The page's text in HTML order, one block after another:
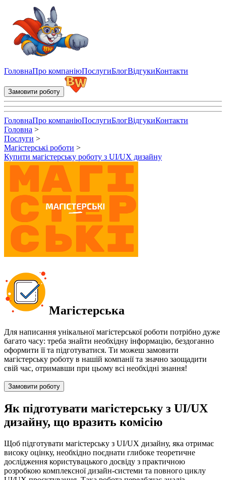
Купити магістерську роботу з UI/UX дизайну - написання
ГоловнаПро компаніюПослугиБлогВідгукиКонтакти
Замовити роботу
ГоловнаПро компаніюПослугиБлогВідгукиКонтакти
Головна >
Послуги >
Магістерські роботи >
Купити магістерську роботу з UI/UX дизайну
Магістерська
Для написання унікальної магістерської роботи потрібно дуже
багато часу: треба знайти необхідну інформацію, бездоганно
оформити її та підготуватися. Ти можеш замовити
магістерську роботу в нашій компанії та значно заощадити
свій час, отримавши при цьому всі необхідні знання!
Замовити роботу
Як підготувати магістерську з UI/UX
дизайну, що вразить комісію
Щоб підготувати магістерську з UI/UX дизайну, яка отримає
високу оцінку, необхідно поєднати глибоке теоретичне
дослідження користувацького досвіду з практичною
розробкою комплексної дизайн-системи та повного циклу